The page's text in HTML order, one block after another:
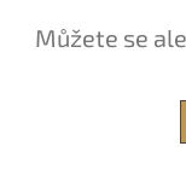
Můžete se